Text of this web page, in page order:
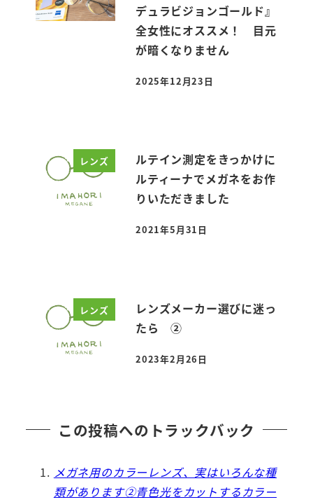
デュラビジョンゴールド』
全女性にオススメ！ 目元
が暗くなりません
投稿日
2025年12月23日
レンズ
ルテイン測定をきっかけに
ルティーナでメガネをお作
りいただきました
投稿日
2021年5月31日
レンズ
レンズメーカー選びに迷っ
たら ②
投稿日
2023年2月26日
この投稿へのトラックバック
メガネ用のカラーレンズ、実はいろんな種
類があります②青色光をカットするカラー